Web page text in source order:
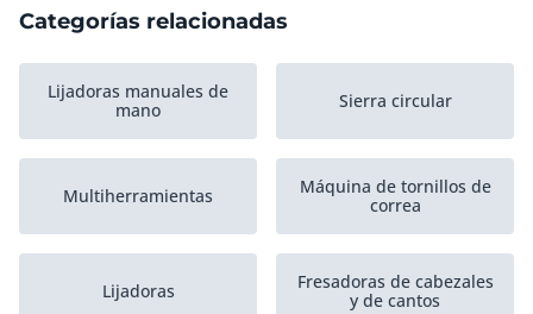
Categorías relacionadas
Lijadoras manuales de
mano
Sierra circular
Multiherramientas
Máquina de tornillos de
correa
Lijadoras
Fresadoras de cabezales
y de cantos